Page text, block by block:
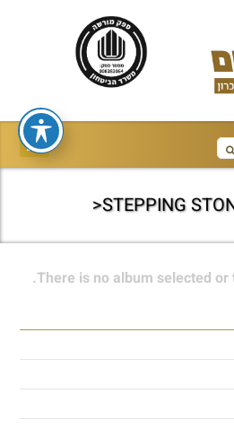
STEPPING
There is no album selected or